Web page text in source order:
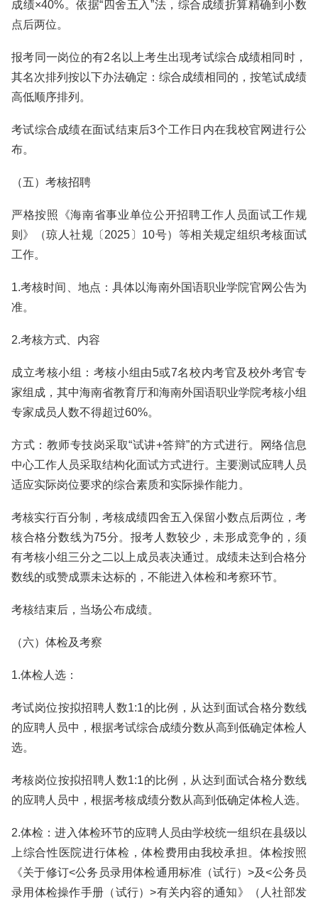
成绩×40%。依据“四舍五入”法，综合成绩折算精确到小数
点后两位。
报考同一岗位的有2名以上考生出现考试综合成绩相同时，
其名次排列按以下办法确定：综合成绩相同的，按笔试成绩
高低顺序排列。
考试综合成绩在面试结束后3个工作日内在我校官网进行公
布。
（五）考核招聘
严格按照《海南省事业单位公开招聘工作人员面试工作规
则》（琼人社规〔2025〕10号）等相关规定组织考核面试
工作。
1.考核时间、地点：具体以海南外国语职业学院官网公告为
准。
2.考核方式、内容
成立考核小组：考核小组由5或7名校内考官及校外考官专
家组成，其中海南省教育厅和海南外国语职业学院考核小组
专家成员人数不得超过60%。
方式：教师专技岗采取“试讲+答辩”的方式进行。网络信息
中心工作人员采取结构化面试方式进行。主要测试应聘人员
适应实际岗位要求的综合素质和实际操作能力。
考核实行百分制，考核成绩四舍五入保留小数点后两位，考
核合格分数线为75分。报考人数较少，未形成竞争的，须
有考核小组三分之二以上成员表决通过。成绩未达到合格分
数线的或赞成票未达标的，不能进入体检和考察环节。
考核结束后，当场公布成绩。
（六）体检及考察
1.体检人选：
考试岗位按拟招聘人数1:1的比例，从达到面试合格分数线
的应聘人员中，根据考试综合成绩分数从高到低确定体检人
选。
考核岗位按拟招聘人数1:1的比例，从达到面试合格分数线
的应聘人员中，根据考核成绩分数从高到低确定体检人选。
2.体检：进入体检环节的应聘人员由学校统一组织在县级以
上综合性医院进行体检，体检费用由我校承担。体检按照
《关于修订<公务员录用体检通用标准（试行）>及<公务员
录用体检操作手册（试行）>有关内容的通知》（人社部发